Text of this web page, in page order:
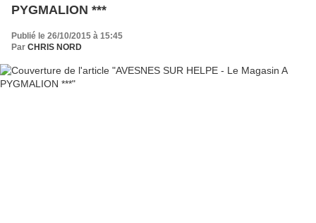
PYGMALION ***
Publié le 26/10/2015 à 15:45
Par CHRIS NORD